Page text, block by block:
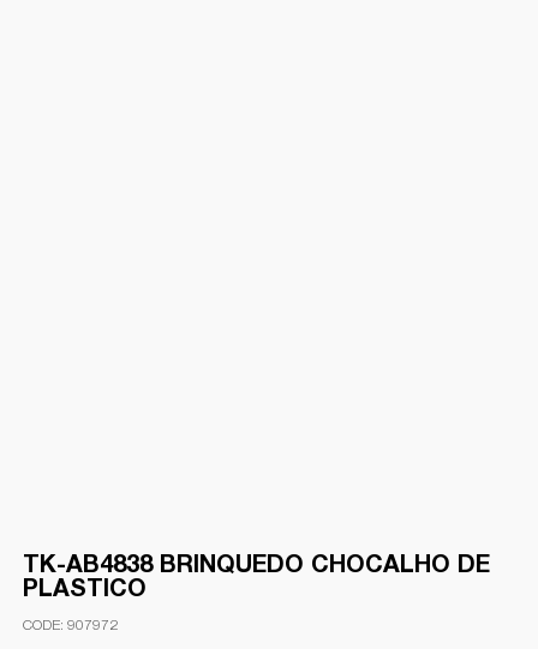
TK-AB4838 BRINQUEDO CHOCALHO DE
PLASTICO
907972